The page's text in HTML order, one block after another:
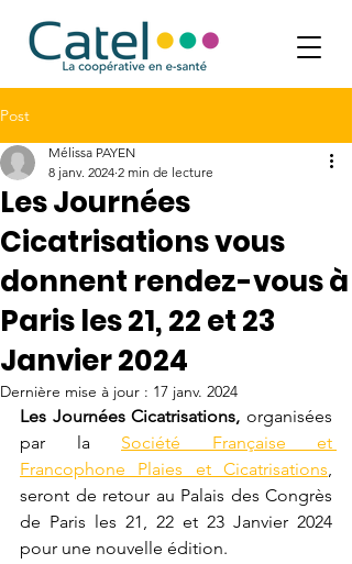
Post
Les Journées
Cicatrisations vous
donnent rendez-vous à
Paris les 21, 22 et 23
Janvier 2024
Mélissa PAYEN
8 janv. 2024 2 min de lecture
Dernière mise à jour : 17 janv. 2024
Les Journées Cicatrisations, organisées
par la Société Française et
Francophone Plaies et Cicatrisations,
seront de retour au Palais des Congrès
de Paris les 21, 22 et 23 Janvier 2024
pour une nouvelle édition.